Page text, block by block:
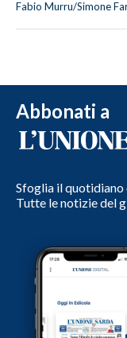
Fabio Murru/Simone
Abbonati a
Sfoglia il quotidiano
Tutte le notizie del